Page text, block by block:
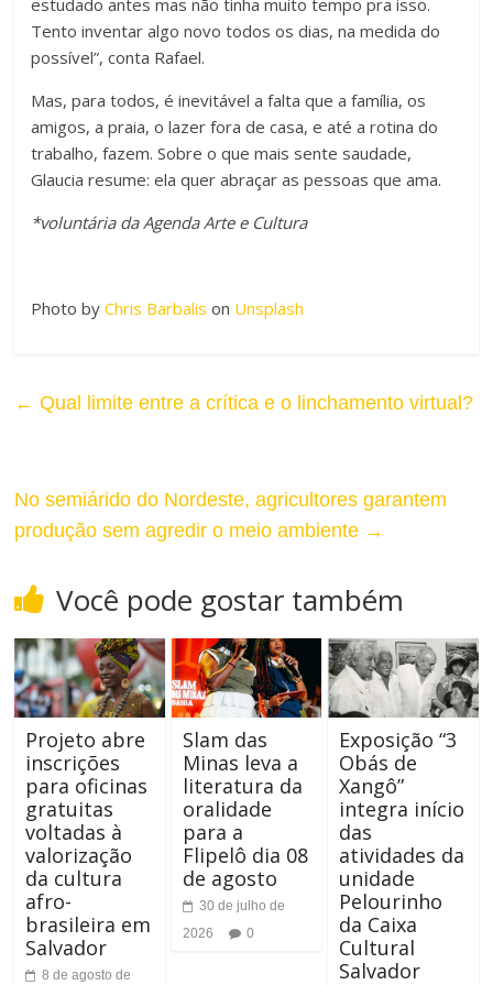
Tento inventar algo novo todos os dias, na medida do
possível”, conta Rafael.
Mas, para todos, é inevitável a falta que a família, os
amigos, a praia, o lazer fora de casa, e até a rotina do
trabalho, fazem. Sobre o que mais sente saudade,
Glaucia resume: ela quer abraçar as pessoas que ama.
*voluntária da Agenda Arte e Cultura
Photo byChris Barbalis on Unsplash
← Qual limite entre a crítica e o linchamento virtual?
No semiárido do Nordeste, agricultores garantem
produção sem agredir o meio ambiente →
Você pode gostar também
Projeto abre
inscrições
para oficinas
gratuitas
voltadas à
valorização
da cultura
afro-
brasileira em
Salvador
8 de agosto de
Slam das
Minas leva a
literatura da
oralidade
para a
Flipelô dia 08
de agosto
30 de julho de
2026
0
Exposição “3
Obás de
Xangô”
integra início
das
atividades da
unidade
Pelourinho
da Caixa
Cultural
Salvador